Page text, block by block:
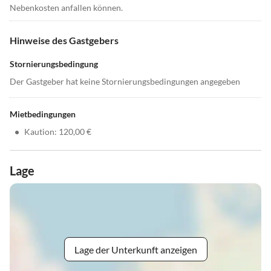
Nebenkosten anfallen können.
Hinweise des Gastgebers
Stornierungsbedingung
Der Gastgeber hat keine Stornierungsbedingungen angegeben
Mietbedingungen
• Kaution: 120,00 €
Lage
Lage der Unterkunft anzeigen